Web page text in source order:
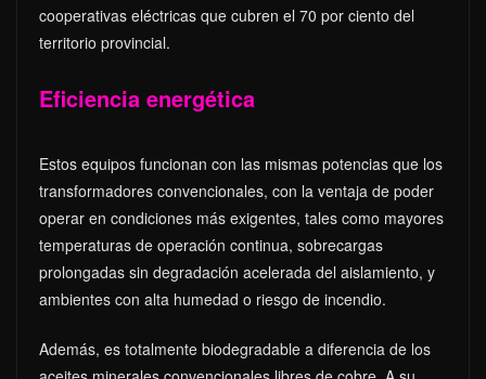
cooperativas eléctricas que cubren el 70 por ciento del
territorio provincial.
Eficiencia energética
Estos equipos funcionan con las mismas potencias que los
transformadores convencionales, con la ventaja de poder
operar en condiciones más exigentes, tales como mayores
temperaturas de operación continua, sobrecargas
prolongadas sin degradación acelerada del aislamiento, y
ambientes con alta humedad o riesgo de incendio.
Además, es totalmente biodegradable a diferencia de los